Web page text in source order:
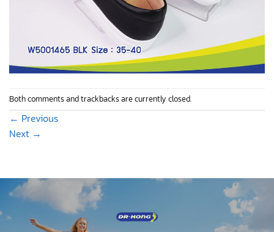
Both comments and trackbacks are currently closed.
← Previous
Next →